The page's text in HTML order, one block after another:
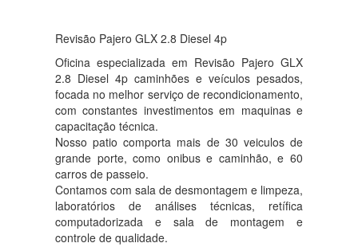
Revisão Pajero GLX 2.8 Diesel 4p
Oficina especializada em Revisão Pajero GLX
2.8 Diesel 4p caminhões e veículos pesados,
focada no melhor serviço de recondicionamento,
com constantes investimentos em maquinas e
capacitação técnica.
Nosso patio comporta mais de 30 veiculos de
grande porte, como onibus e caminhão, e 60
carros de passeio.
Contamos com sala de desmontagem e limpeza,
laboratórios de análises técnicas, retífica
computadorizada e sala de montagem e
controle de qualidade.